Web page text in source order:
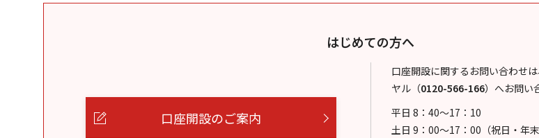
はじめての方へ
口座開設のご案内
口座開設に関するお問い合わせ
ヤル （0120-566-166） へお問い
平日 8：40～17：10
土日 9：00～17：00（祝日・年末